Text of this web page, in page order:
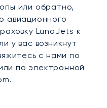
или обратно,
авиационного
LunaJets к
у вас возникнут
с нами по
по электронной